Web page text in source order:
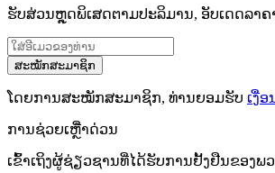
ຮັບສ່ວນຫຼຸດພິເສດຕາມປະລິມານ, ອັບເດດລາ
ສະໝັກສະມາຊິກ
ໂດຍການສະໝັກສະມາຊິກ, ທ່ານຍອມຮັບ ເງື່
ການຊ່ວຍເຫຼືໍາດ່ວນ
ເຂົ້າເຖິງຜູ້ຊ່ຽວຊານທີ່ໄດ້ຮັບການຢັ້ງຢືນຂອງພ